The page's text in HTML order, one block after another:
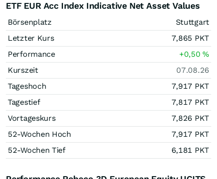
ETF EUR Acc Index Indicative Net Asset Values
Börsenplatz
Stuttgart
Letzter Kurs
7,865 PKT
Performance
+0,50%
Kurszeit
07.08.26
Tageshoch
7,917 PKT
Tagestief
7,817 PKT
Vortageskurs
7,826 PKT
52-Wochen Hoch
7,917 PKT
52-Wochen Tief
6,181 PKT